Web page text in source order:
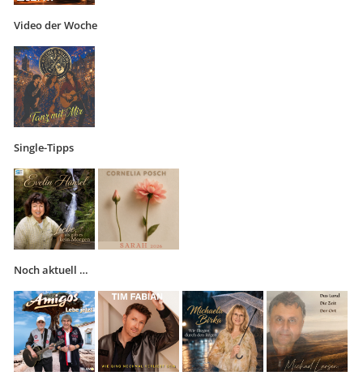
Video der Woche
Single-Tipps
Noch aktuell …